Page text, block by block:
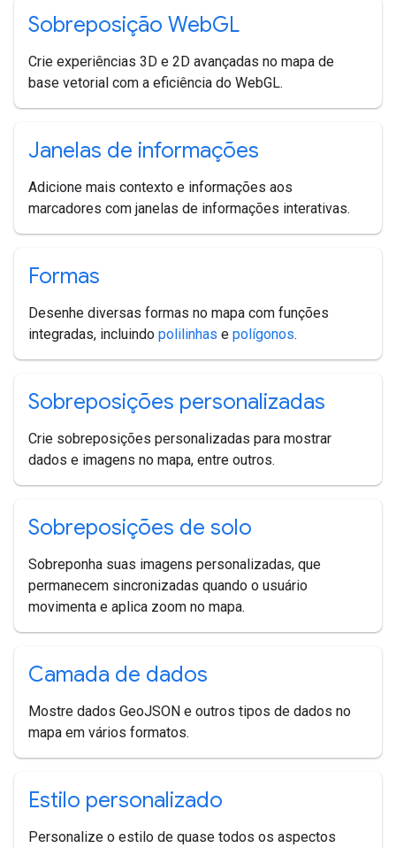
Sobreposição WebGL
Crie experiências 3D e 2D avançadas no mapa de
base vetorial com a eficiência do WebGL.
Janelas de informações
Adicione mais contexto e informações aos
marcadores com janelas de informações interativas.
Formas
Desenhe diversas formas no mapa com funções
integradas, incluindo polilinhas e polígonos.
Sobreposições personalizadas
Crie sobreposições personalizadas para mostrar
dados e imagens no mapa, entre outros.
Sobreposições de solo
Sobreponha suas imagens personalizadas, que
permanecem sincronizadas quando o usuário
movimenta e aplica zoom no mapa.
Camada de dados
Mostre dados GeoJSON e outros tipos de dados no
mapa em vários formatos.
Estilo personalizado
Personalize o estilo de quase todos os aspectos